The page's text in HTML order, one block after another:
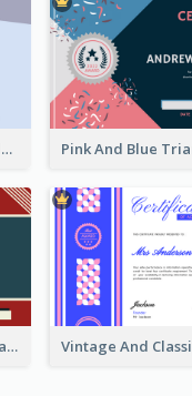
Simple Starry Badge Modern Certificate Design
Red And Blue Lines And Badge Completion Certificate